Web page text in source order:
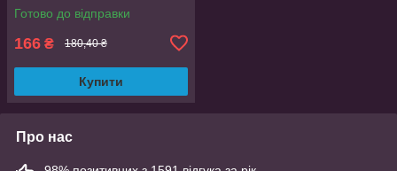
Готово до відправки
166 ₴ 180,40 ₴
Купити
Про нас